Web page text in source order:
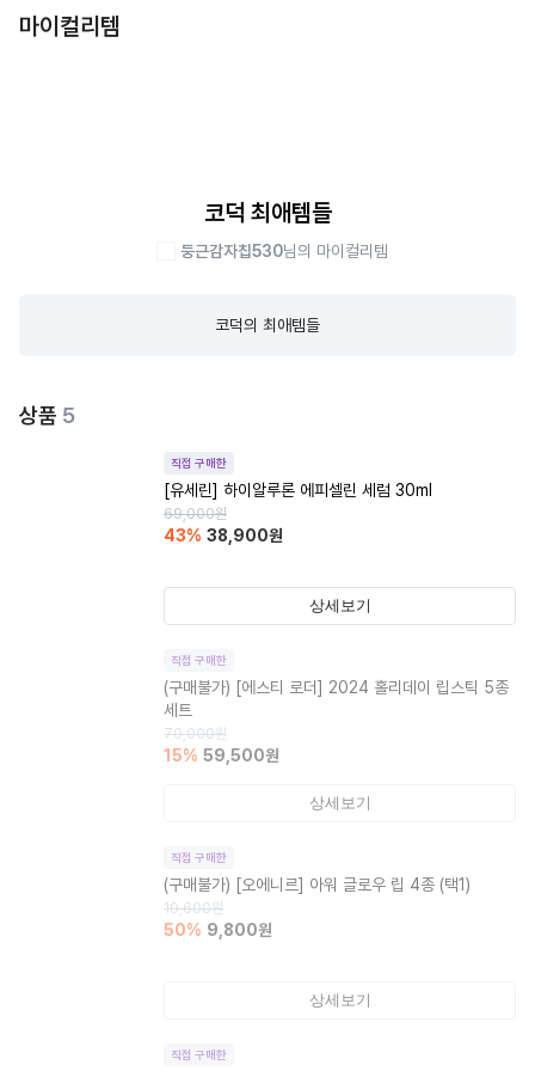
마이컬리템
코덕 최애템들
둥근감자칩530님의 마이컬리템
코덕의 최애템들
상품 5
직접 구매한
[유세린] 하이알루론 에피셀린 세럼 30ml
69,000원
43% 38,900원
상세보기
직접 구매한
(구매불가) [에스티 로더] 2024 홀리데이 립스틱 5종
세트
70,000원
15% 59,500원
상세보기
직접 구매한
(구매불가) [오에니르] 아워 글로우 립 4종 (택1)
19,600원
50% 9,800원
상세보기
직접 구매한